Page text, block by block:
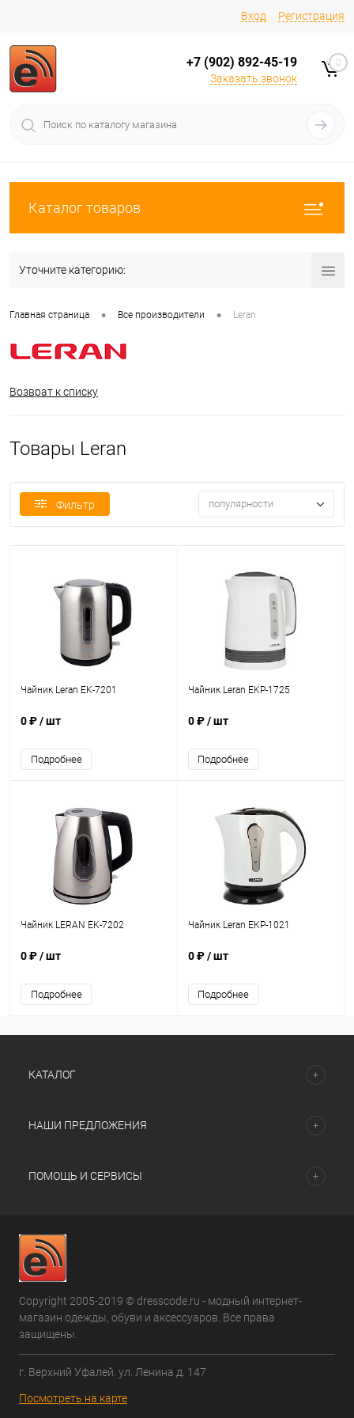
Вход Регистрация
+7 (902) 892-45-19
Заказать звонок
0
Каталог товаров
Уточните категорию:
Главная страница • Все производители • Leran
Возврат к списку
Товары Leran
Фильтр популярности
Чайник Leran EK-7201
0 ₽/ шт
Подробнее
Чайник Leran EKP-1725
0 ₽/ шт
Подробнее
Чайник LERAN EK-7202
0 ₽/ шт
Подробнее
Чайник Leran EKP-1021
0 ₽/ шт
Подробнее
КАТАЛОГ
НАШИ ПРЕДЛОЖЕНИЯ
ПОМОЩЬ И СЕРВИСЫ
Copyright 2005-2019 © dresscode.ru - модный интернет-
магазин одежды, обуви и аксессуаров. Все права
защищены.
г. Верхний Уфалей. ул. Ленина д. 147
Посмотреть на карте